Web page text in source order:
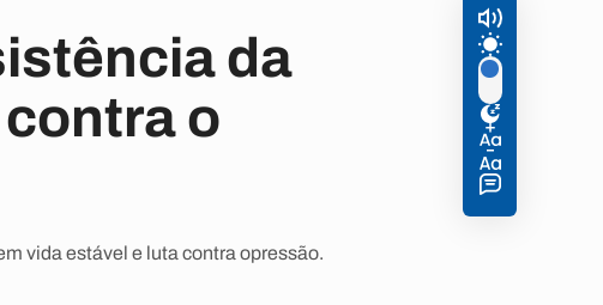
da
o
vida estável e luta contra opressão.